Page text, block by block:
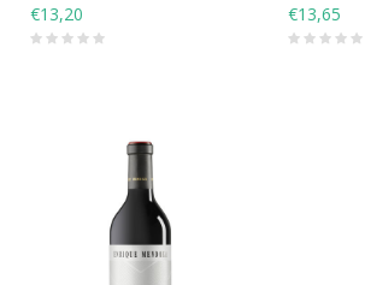
€13,20 €13,65